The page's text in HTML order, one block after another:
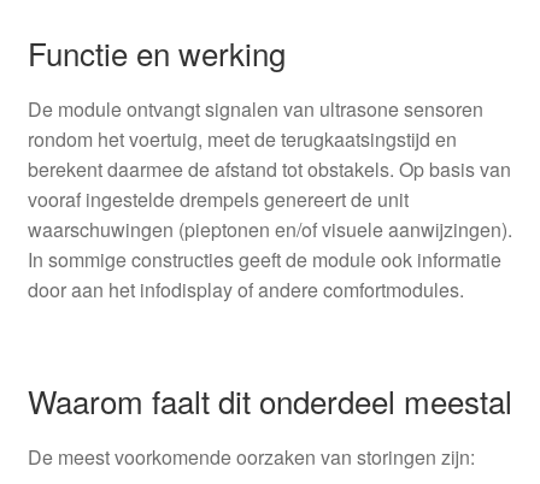
Functie en werking
De module ontvangt signalen van ultrasone sensoren
rondom het voertuig, meet de terugkaatsingstijd en
berekent daarmee de afstand tot obstakels. Op basis van
vooraf ingestelde drempels genereert de unit
waarschuwingen (pieptonen en/of visuele aanwijzingen).
In sommige constructies geeft de module ook informatie
door aan het infodisplay of andere comfortmodules.
Waarom faalt dit onderdeel meestal
De meest voorkomende oorzaken van storingen zijn: